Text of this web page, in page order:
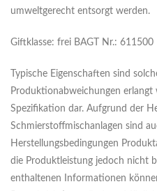
umweltgerecht entsorgt werden.
Giftklasse: frei BAGT Nr.: 611500
Typische Eigenschaften sind
Produktionabweichungen erlangt
Spezifikation dar. Aufgrund der
Schmierstoffmischanlagen sind
Herstellungsbedingungen
die Produktleistung jedoch nicht
enthaltenen Informationen